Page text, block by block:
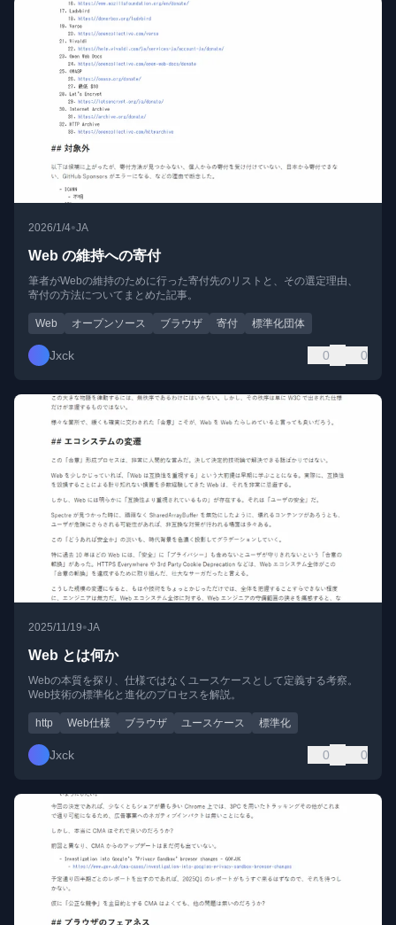
2026/1/4•JA
Web の維持への寄付
筆者がWebの維持のために行った寄付先のリストと、その選定理由、
寄付の方法についてまとめた記事。
Web オープンソース ブラウザ 寄付 標準化団体
Jxck 0 0
2025/11/19•JA
Web とは何か
Webの本質を探り、仕様ではなくユースケースとして定義する考察。
Web技術の標準化と進化のプロセスを解説。
http Web仕様 ブラウザ ユースケース 標準化
Jxck 0 0